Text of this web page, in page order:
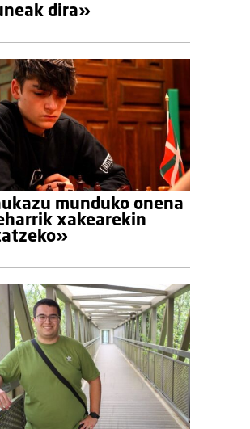
dira»
munduko onena
xakearekin